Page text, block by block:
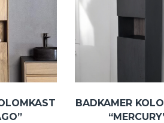
BADKAMER